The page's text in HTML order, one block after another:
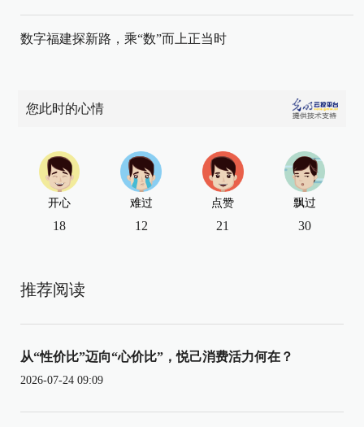
数字福建探新路，乘“数”而上正当时
您此时的心情
开心
18
难过
12
点赞
21
飘过
30
推荐阅读
从“性价比”迈向“心价比”，悦己消费活力何在？
2026-07-24 09:09